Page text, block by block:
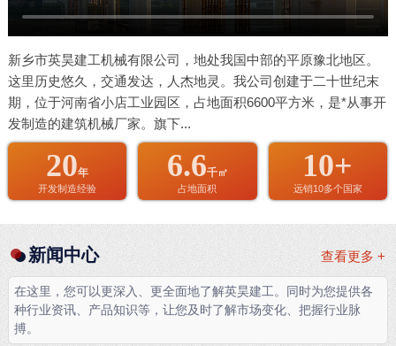
新乡市英昊建工机械有限公司，地处我国中部的平原豫北地区。
这里历史悠久，交通发达，人杰地灵。我公司创建于二十世纪末
期，位于河南省小店工业园区，占地面积6600平方米，是*从事开
发制造的建筑机械厂家。旗下...
20年
开发制造经验
6.6千㎡
占地面积
10+
远销10多个国家
查看更多 +
新闻中心
在这里，您可以更深入、更全面地了解英昊建工。同时为您提供各
种行业资讯、产品知识等，让您及时了解市场变化、把握行业脉
搏。